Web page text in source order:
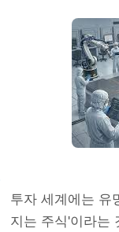
투자 세계에는 유
지는 주식'이라는